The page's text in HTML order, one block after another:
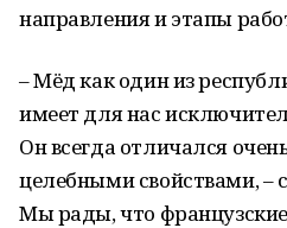
направления и этапы
– Мёд как один из
имеет для нас
Он всегда отличался
целебными свойствами, –
Мы рады, что